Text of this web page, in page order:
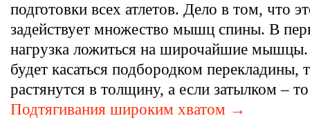
подготовки всех атлетов. Дело в том, что
задействует множество мышц спины. В
нагрузка ложиться на широчайшие мышцы.
будет касаться подбородком перекладины,
растянутся в толщину, а если затылком –
Подтягивания широким хватом →